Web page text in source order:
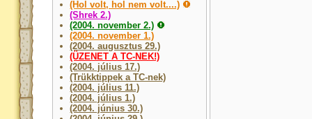
(Hol volt, hol nem volt....)
(Shrek 2.)
(2004. november 2.)
(2004. november 1.)
(2004. augusztus 29.)
(ÜZENET A TC-NEK!)
(2004. július 17.)
(Trükktippek a TC-nek)
(2004. július 11.)
(2004. július 1.)
(2004. június 30.)